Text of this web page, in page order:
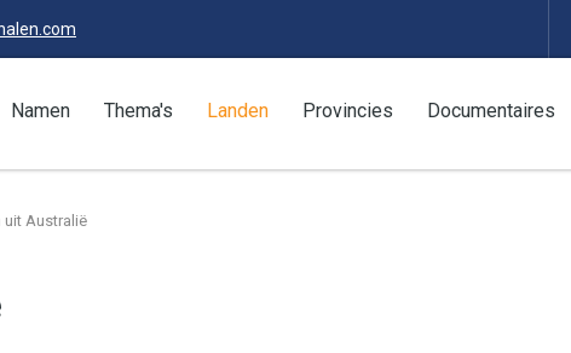
Namen Thema's Landen Provincies Documentaires
uit Australië